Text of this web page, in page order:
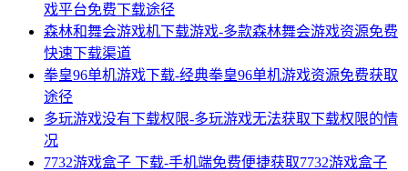
戏平台免费下载途径
森林和舞会游戏机下载游戏-多款森林舞会游戏资源免费
快速下载渠道
拳皇96单机游戏下载-经典拳皇96单机游戏资源免费获取
途径
多玩游戏没有下载权限-多玩游戏无法获取下载权限的情
况
7732游戏盒子 下载-手机端免费便捷获取7732游戏盒子